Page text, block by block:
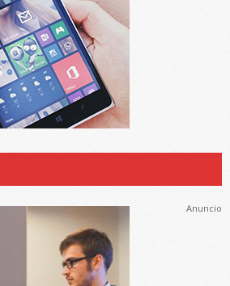
Anuncio